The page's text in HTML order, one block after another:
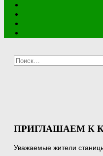
Найти:
ПРИГЛАШАЕМ К
Уважаемые жители